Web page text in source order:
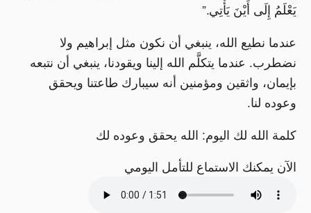
يَعْلَمُ إِلَى أَيْنَ يَأْتِي.”
عندما نطيع الله، ينبغي أن نكون مثل إبراهيم ولا
نضطرب. عندما يتكلَّم الله إلينا ويقودنا، ينبغي أن نتبعه
بإيمان، واثقين ومؤمنين أنه سيبارك طاعتنا ويحقق
وعوده لنا.
كلمة الله لك اليوم: الله يحقق وعوده لك
الآن يمكنك الاستماع للتأمل اليومي